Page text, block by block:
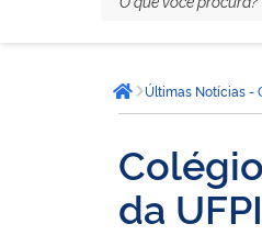
está
aqui:Página inicial
Últimas Notícias -
da UFPI